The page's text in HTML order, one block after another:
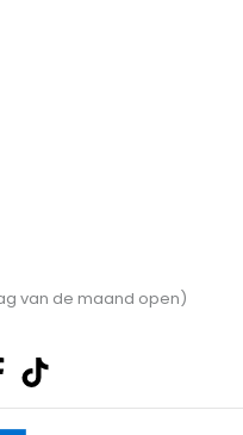
van de maand open)
Tiktok